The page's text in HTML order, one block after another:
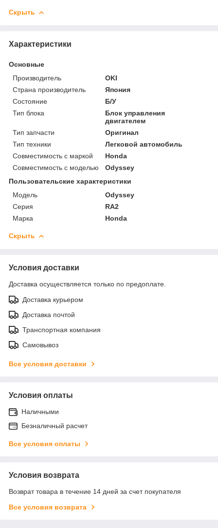
Скрыть
Характеристики
Основные
Производитель
OKI
Страна производитель
Япония
Состояние
Б/У
Тип блока
Блок управления
двигателем
Тип запчасти
Оригинал
Тип техники
Легковой автомобиль
Совместимость с маркой
Honda
Совместимость с моделью
Odyssey
Пользовательские характеристики
Модель
Odyssey
Серия
RA2
Марка
Honda
Скрыть
Условия доставки
Доставка осуществляется только по предоплате.
Доставка курьером
Доставка почтой
Транспортная компания
Самовывоз
Все условия доставки
Условия оплаты
Наличными
Безналичный расчет
Все условия оплаты
Условия возврата
Возврат товара в течение 14 дней за счет покупателя
Все условия возврата